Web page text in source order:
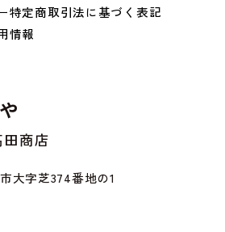
商店
大字芝374番地の1
特定商取引法に基づく表記
情報